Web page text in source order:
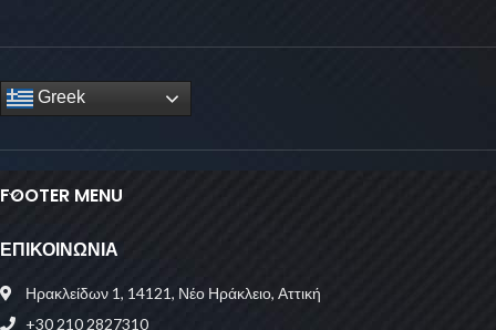
Greek
FOOTER MENU
ΕΠΙΚΟΙΝΩΝΙΑ
Ηρακλείδων 1, 14121, Νέο Ηράκλειο, Αττική
+30 210 2827310